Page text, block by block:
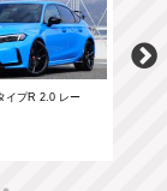
イプR 2.0 レー